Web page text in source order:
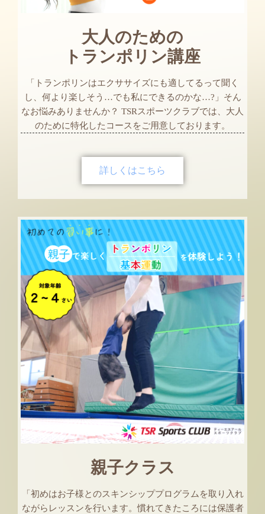
大人のための
トランポリン講座
「トランポリンはエクササイズにも適してるって聞く
し、何より楽しそう…でも私にできるのかな…?」そん
なお悩みありませんか？ TSRスポーツクラブでは、大人
のために特化したコースをご用意しております。
詳しくはこちら
親子クラス
「初めはお子様とのスキンシッププログラムを取り入れ
ながらレッスンを行います。慣れてきたころには保護者